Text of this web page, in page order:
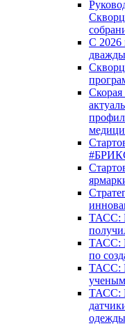
С 2026
ТАСС:
ТАСС:
по
ТАСС:
ученым
ТАСС:
одежды